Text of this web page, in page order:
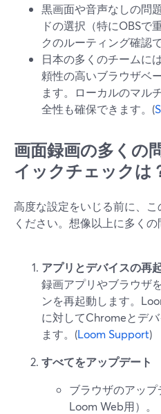
黒画面や音声なしの問
ドの選択（特にOBSで
クのルーティング確認
日本の多くのチームに
頼性の高いブラウザベ
ます。ローカルのマル
全性も確保できます。(
画面録画の多くの
イックチェックは
高度な設定をいじる前に、
ください。想像以上に多く
アプリとデバイスの再
録画アプリやブラウザ
ンを再起動します。
に対してChromeとデ
ます。(Loom Support)
すべてをアップデート
ブラウザのアッ
Loom Web用）。